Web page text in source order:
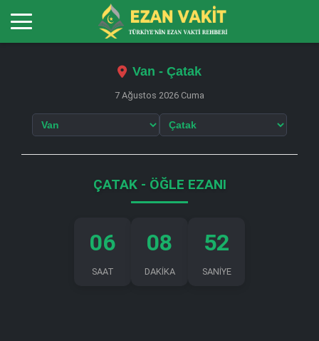
Van - Çatak
7 Ağustos 2026 Cuma
ÇATAK - ÖĞLE EZANI
06
SAAT
08
DAKİKA
52
SANİYE